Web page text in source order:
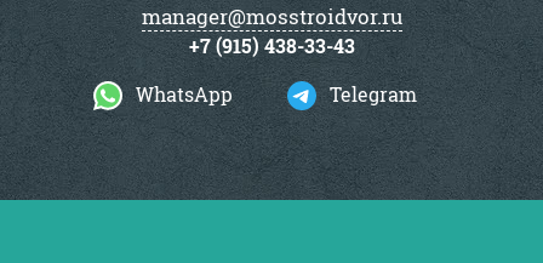
manager@mosstroidvor.ru
+7 (915) 438-33-43
WhatsApp
Telegram